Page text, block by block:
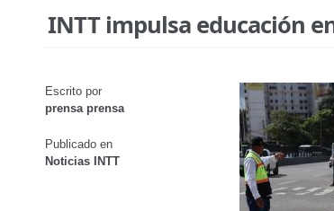
INTT impulsa educación
Escrito por
prensa prensa
Publicado en
Noticias INTT